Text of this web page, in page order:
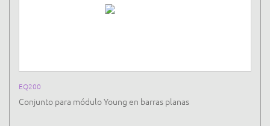
EQ200
Conjunto para módulo Young en barras planas